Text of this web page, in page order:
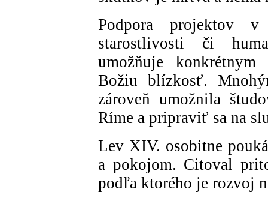
Podpora projektov v
starostlivosti či
umožňuje
Božiu blízkosť.
zároveň umožnila
Ríme a pripraviť sa na
Lev XIV. osobitne
a pokojom. Citoval
podľa ktorého je rozvoj